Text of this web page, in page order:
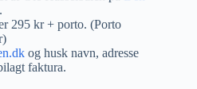
295 kr + porto. (Porto
og husk navn, adresse
faktura.